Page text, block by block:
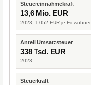
Steuereinnahmekraft
13,6 Mio. EUR
2023, 1.052 EUR je Einwohner
Anteil Umsatzsteuer
338 Tsd. EUR
2023
Steuerkraft